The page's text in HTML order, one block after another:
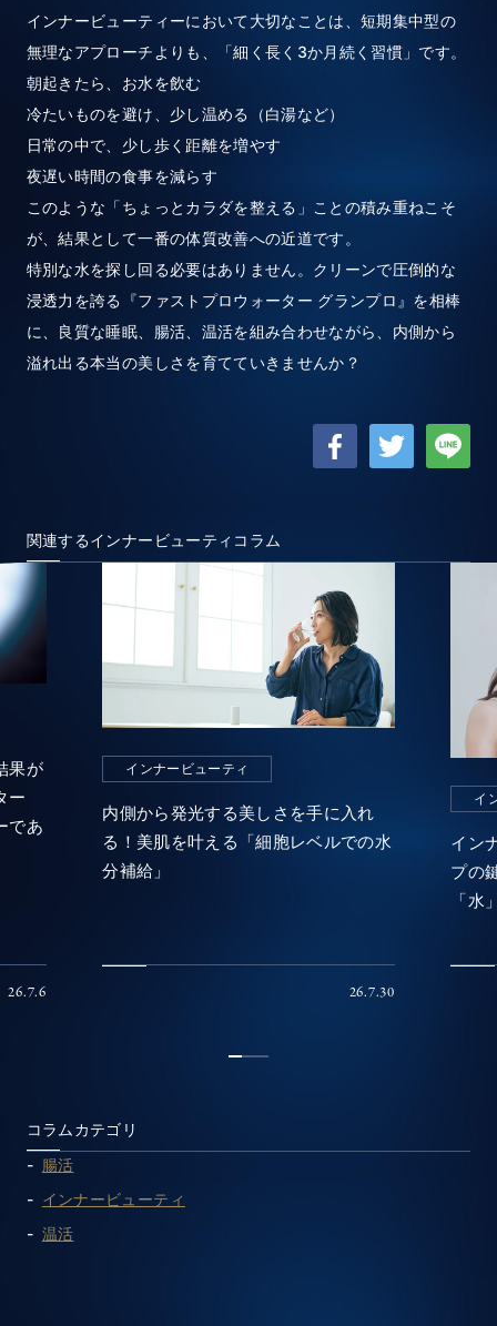
インナービューティーにおいて大切なことは、短期集中型の
無理なアプローチよりも、「細く長く3か月続く習慣」です。
朝起きたら、お水を飲む
冷たいものを避け、少し温める（白湯など）
日常の中で、少し歩く距離を増やす
夜遅い時間の食事を減らす
このような「ちょっとカラダを整える」ことの積み重ねこそ
が、結果として一番の体質改善への近道です。
特別な水を探し回る必要はありません。クリーンで圧倒的な
浸透力を誇る『ファストプロウォーター グランプロ』を相棒
に、良質な睡眠、腸活、温活を組み合わせながら、内側から
溢れ出る本当の美しさを育てていきませんか？
関連するインナービューティコラム
果が
ー
であ
26.7.6
インナービューティ
内側から発光する美しさを手に入れ
る！美肌を叶える「細胞レベルでの水
分補給」
26.7.30
イ
イン
プの
「水
コラムカテゴリ
腸活
インナービューティ
温活